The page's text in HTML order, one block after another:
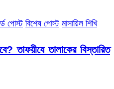
পোস্ট বিশেষ পোস্ট মাসায়িল শিখি
তাফয়ীযে তালাকের বিস্তারিত